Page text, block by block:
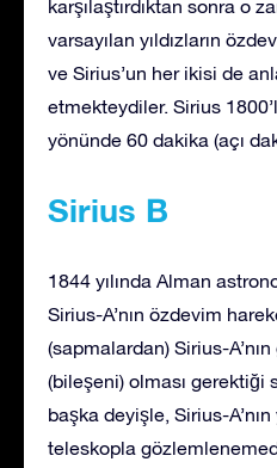
karşılaştırdıktan sonra o
varsayılan yıldızların
ve Sirius’un her ikisi de
etmekteydiler. Sirius
yönünde 60 dakika (açı
Sirius B
1844 yılında Alman
Sirius-A’nın özdevim
(sapmalardan) Sirius-
(bileşeni) olması gerektiği
başka deyişle, Sirius-
teleskopla